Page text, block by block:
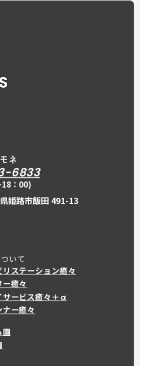
6833
18：00)
姫路市飯田 491-13
いて
ステーション癒々
癒々
ービス癒々＋α
ービス癒々＋
ー癒々
園